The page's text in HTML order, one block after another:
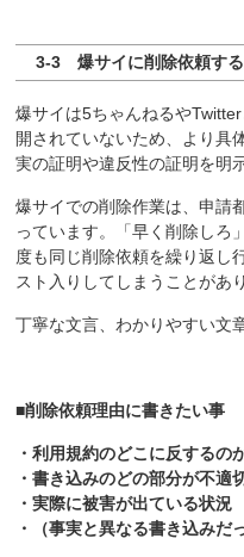
3-3 爆サイに削除依頼す
爆サイは5ちゃんねるや
開されていないため、より具
実の証明や違反性の証明を明
爆サイでの削除作業は、申請
っています。「早く削除しろ
度も同じ削除依頼を繰り返し
スト入りしてしまうことがあ
丁寧な文言、わかりやすい文
■削除依頼理由に書きたい事
・利用規約のどこに反するの
・書き込みのどの部分が不適
・実際に被害が出ている状況
・（事実と異なる書き込みだ